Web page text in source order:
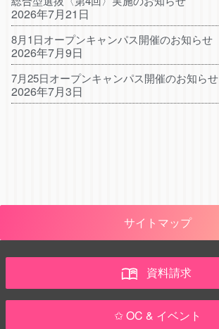
2026年7月21日
8月1日オープンキャンパス開催のお知らせ
2026年7月9日
7月25日オープンキャンパス開催のお知らせ
2026年7月3日
サイトマップ
資料請求
✩ OC & イベント